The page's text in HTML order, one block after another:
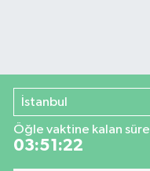
İstanbul
Öğle vaktine kalan süre
03:51:21